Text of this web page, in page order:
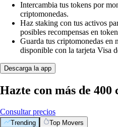
Intercambia tus tokens por
criptomonedas.
Haz staking con tus activos
posibles recompensas en
Guarda tus criptomonedas en
disponible con la tarjeta Visa
Descarga la app
Hazte con más de 400
Consultar precios
Trending Top Movers